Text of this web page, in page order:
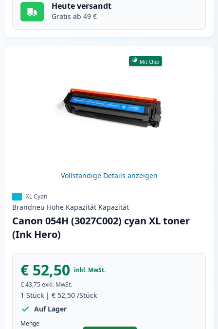
Heute versandt
Gratis ab 49 €
Mit Chip
Vollständige Details anzeigen
XL Cyan
Brandneu Hohe Kapazität Kapazität
Canon 054H (3027C002) cyan XL toner
(Ink Hero)
€ 52,50 inkl. MwSt.
€ 43,75 exkl. MwSt.
1 Stück | € 52,50 /Stück
Auf Lager
Menge